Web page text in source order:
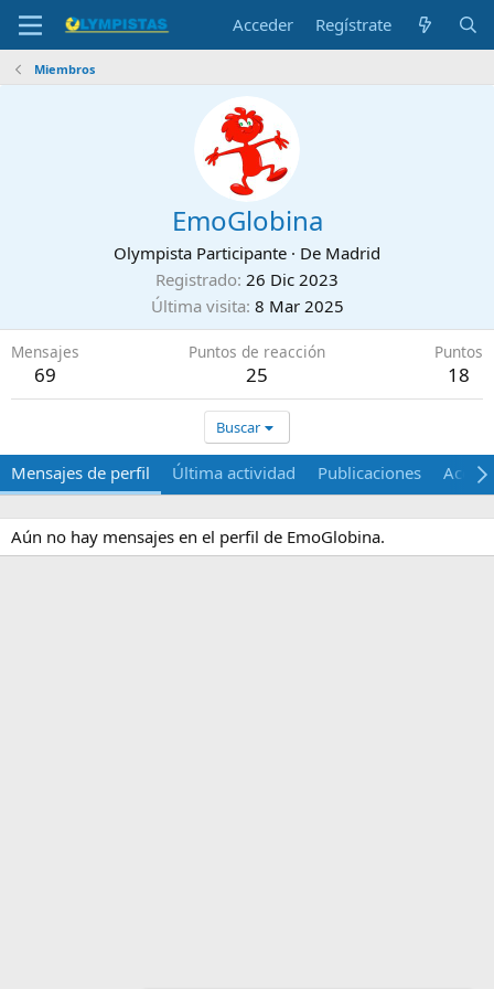
Acceder Regístrate
Miembros
EmoGlobina
Olympista Participante · De Madrid
Registrado 26 Dic 2023
Última visita 8 Mar 2025
Mensajes
69
Puntos de reacción
25
Puntos
18
Buscar
Mensajes de perfil Última actividad Publicaciones Acerca
Aún no hay mensajes en el perfil de EmoGlobina.